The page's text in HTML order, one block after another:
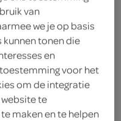
van
we je op basis
kunnen tonen die
en
voor het
om de integratie
te
maken en te helpen